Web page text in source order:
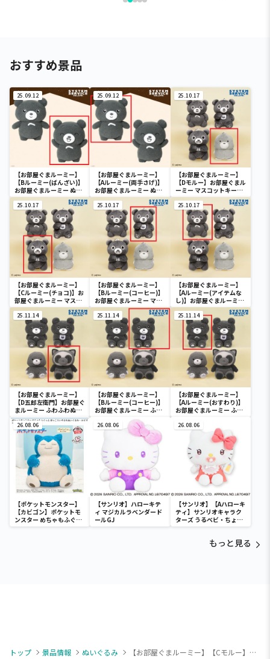
おすすめ景品
25.09.12
【お部屋ぐまルーミー】
【Bルーミー(ばんざい)】
お部屋ぐまルーミー ぬい
ぐるみBIG
25.09.12
【お部屋ぐまルーミー】
【Aルーミー(両手さげ)】
お部屋ぐまルーミー ぬい
ぐるみBIG
25.10.17
【お部屋ぐまルーミー】
【Dモルー】お部屋ぐまル
ーミー マスコットキーチ
ェーン
25.10.17
【お部屋ぐまルーミー】
【Cルーミー(チョコ)】お
部屋ぐまルーミー マスコ
ットキーチェーン
25.10.17
【お部屋ぐまルーミー】
【Bルーミー(コーヒー)】
お部屋ぐまルーミー マス
コットキーチェーン
25.10.17
【お部屋ぐまルーミー】
【Aルーミー(アイテムな
し)】お部屋ぐまルーミー
マスコットキーチェーン
25.11.14
【お部屋ぐまルーミー】
【D五郎左衛門】お部屋ぐ
まルーミー ふわふわぬい
ぐるみ
25.11.14
【お部屋ぐまルーミー】
【Bルーミー(コーヒー)】
お部屋ぐまルーミー ふわ
ふわぬいぐるみ
25.11.14
【お部屋ぐまルーミー】
【Aルーミー(おすわり)】
お部屋ぐまルーミー ふわ
26.08.06
【ポケットモンスター】
【カビゴン】ポケットモ
ンスター めちゃもふぐっ
と ほっこりいやされぬい
26.08.06
【サンリオ】ハローキテ
ィ マジカルラベンダード
ールGJ
26.08.06
【サンリオ】【Aハローキ
ティ】サンリオキャラク
ターズ うるベビ・ちょい
デカドール
もっと見る
トップ 景品情報 ぬいぐるみ
【お部屋ぐまルーミー】【Cモルー】お部屋ぐまルーミー ふわふわぬいぐるみ